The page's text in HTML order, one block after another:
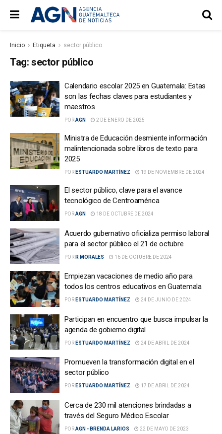
Inicio Etiqueta sector público
Tag: sector público
Calendario escolar 2025 en Guatemala: Estas
son las fechas claves para estudiantes y
maestros
PORAGN 2 DE ENERO DE 2025
Ministra de Educación desmiente información
malintencionada sobre libros de texto para
2025
POR ESTUARDO MARTÍNEZ 19 DE NOVIEMBRE DE 2024
El sector público, clave para el avance
tecnológico de Centroamérica
PORAGN 18 DE OCTUBRE DE 2024
Acuerdo gubernativo oficializa permiso laboral
para el sector público el 21 de octubre
POR R MORALES 16 DE OCTUBRE DE 2024
Empiezan vacaciones de medio año para
todos los centros educativos en Guatemala
POR ESTUARDO MARTÍNEZ 24 DE JUNIO DE 2024
Participan en encuentro que busca impulsar la
agenda de gobierno digital
POR ESTUARDO MARTÍNEZ 24 DE ABRIL DE 2024
Promueven la transformación digital en el
sector público
POR ESTUARDO MARTÍNEZ 17 DE ABRIL DE 2024
Cerca de 230 mil atenciones brindadas a
través del Seguro Médico Escolar
PORAGN - BRENDA LARIOS 22 DE MAYO DE 2023